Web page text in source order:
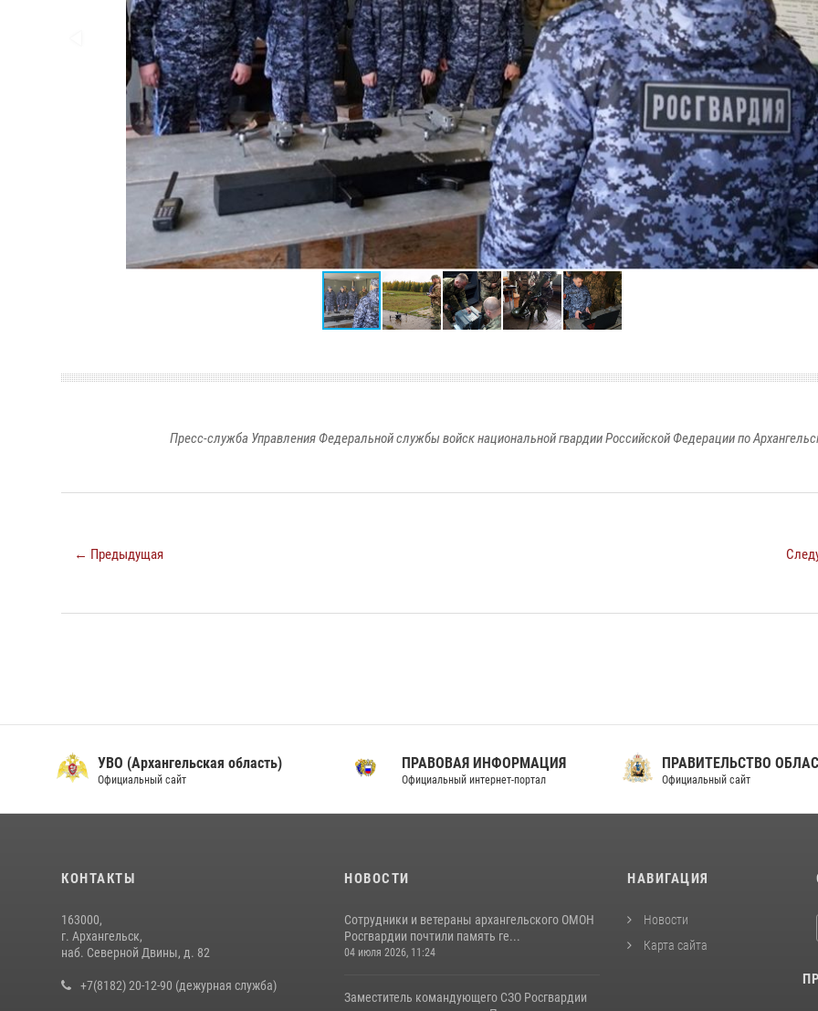
Пресс-служба Управления Федеральной службы войск национальной гвардии Российской Федерации по
← Предыдущая
УВО (Архангельская область)
Официальный сайт
ПРАВОВАЯ ИНФОРМАЦИЯ
Официальный интернет-портал
ПРАВИТЕЛЬСТВО
Официальный сайт
КОНТАКТЫ
163000,
г. Архангельск,
наб. Северной Двины, д. 82
+7(8182) 20-12-90 (дежурная служба)
НОВОСТИ
Сотрудники и ветераны архангельского ОМОН
Росгвардии почтили память ге...
04 июля 2026, 11:24
Заместитель командующего СЗО Росгвардии
НАВИГАЦИЯ
Новости
Карта сайта